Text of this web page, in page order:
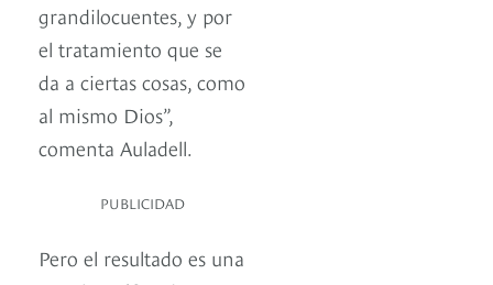
grandilocuentes, y por
el tratamiento que se
da a ciertas cosas, como
al mismo Dios”,
comenta Auladell.
PUBLICIDAD
Pero el resultado es una